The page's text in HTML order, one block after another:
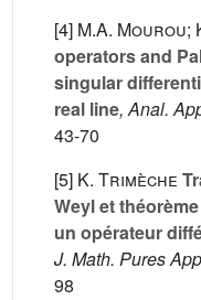
[4] M.A. Mourou;
operators and
singular
real line, Anal.
43-70
[5] K. Trimèche
Weyl et
un opérateur
J. Math. Pures
98